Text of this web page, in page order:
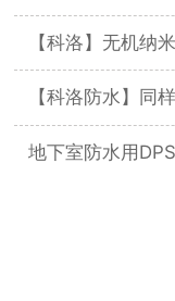
【科洛】无机纳
【科洛防水】同样
地下室防水用DPS